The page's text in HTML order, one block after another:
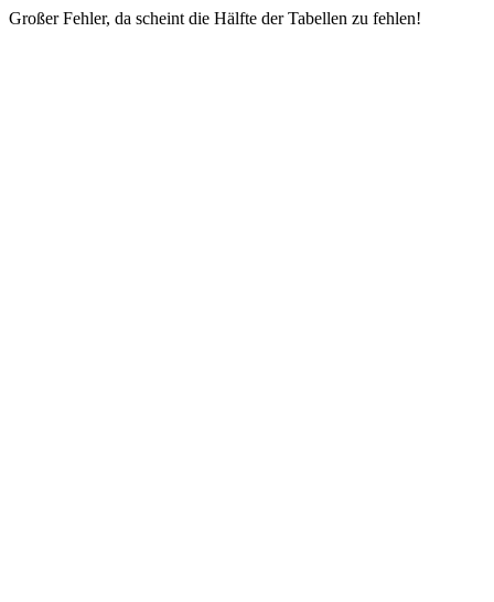
Großer Fehler, da scheint die Hälfte der Tabellen zu fehlen!